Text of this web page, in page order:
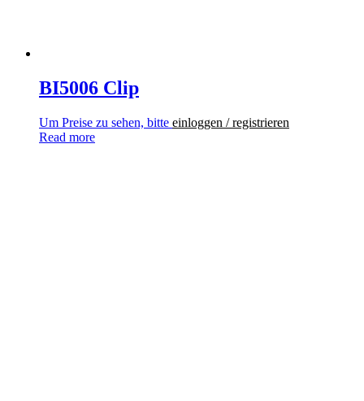
BI5006 Clip
Um Preise zu sehen, bitte einloggen / registrieren
Read more